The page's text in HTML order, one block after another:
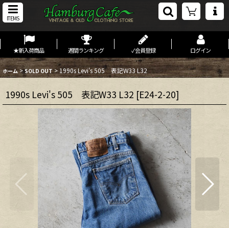
ITEMS
★新入荷商品 週間ランキング ✓会員登録 ログイン
ホーム > SOLD OUT >1990s Levi's 505 表記W33 L32
1990s Levi's 505 表記W33 L32 [E24-2-20]